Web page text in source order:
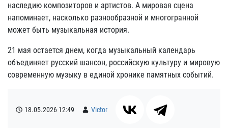
наследию композиторов и артистов. А мировая сцена
напоминает, насколько разнообразной и многогранной
может быть музыкальная история.
21 мая остается днем, когда музыкальный календарь
объединяет русский шансон, российскую культуру и мировую
современную музыку в единой хронике памятных событий.
18.05.2026 12:49 Victor